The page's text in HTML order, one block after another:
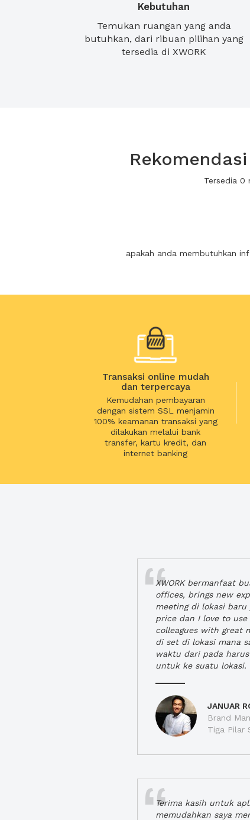
Kebutuhan
Temukan ruangan yang anda
butuhkan, dari ribuan pilihan yang
tersedia di XWORK
Tersedia 0
apakah anda membutuhkan
Transaksi online mudah
dan terpercaya
Kemudahan pembayaran
dengan sistem SSL menjamin
100% keamanan transaksi yang
dilakukan melalui bank
transfer, kartu kredit, dan
internet banking
XWORK bermanfaat
offices, brings new
meeting di lokasi baru
price dan I love to
colleagues with great
di set di lokasi mana
waktu dari pada
untuk ke suatu lokasi.
JANUAR
Brand
Tiga Pilar
Terima kasih untuk
memudahkan saya